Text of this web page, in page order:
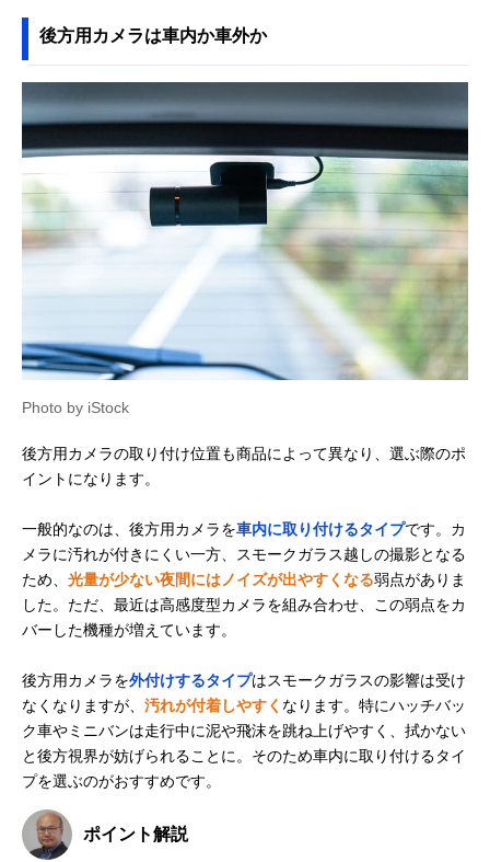
後方用カメラは車内か車外か
Photo by iStock
後方用カメラの取り付け位置も商品によって異なり、選ぶ際のポ
イントになります。
一般的なのは、後方用カメラを車内に取り付けるタイプです。カ
メラに汚れが付きにくい一方、スモークガラス越しの撮影となる
ため、 光量が少ない夜間にはノイズが出やすくなる弱点がありま
した。ただ、最近は高感度型カメラを組み合わせ、この弱点をカ
バーした機種が増えています。
後方用カメラを外付けするタイプはスモークガラスの影響は受け
なくなりますが、 汚れが付着しやすく なります。特にハッチバッ
ク車やミニバンは走行中に泥や飛沫を跳ね上げやすく、拭かない
と後方視界が妨げられることに。そのため車内に取り付けるタイ
プを選ぶのがおすすめです。
ポイント解説